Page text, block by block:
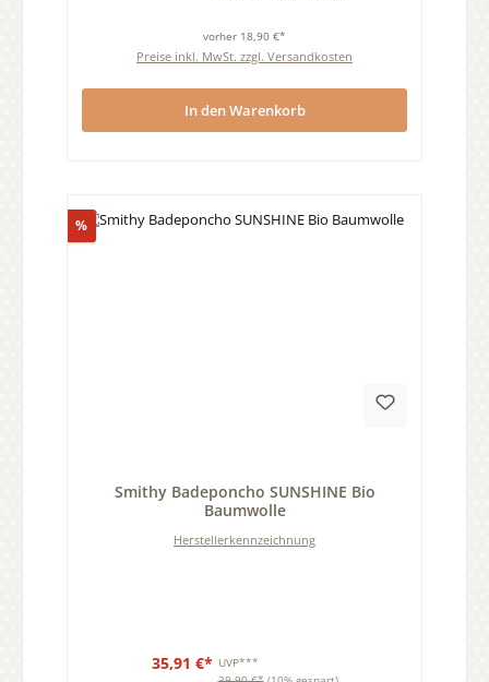
vorher 18,90 €*
Preise inkl. MwSt. zzgl. Versandkosten
In den Warenkorb
%Rabatt
Smithy Badeponcho SUNSHINE Bio
Baumwolle
Herstellerkennzeichnung
35,91 €* UVP***